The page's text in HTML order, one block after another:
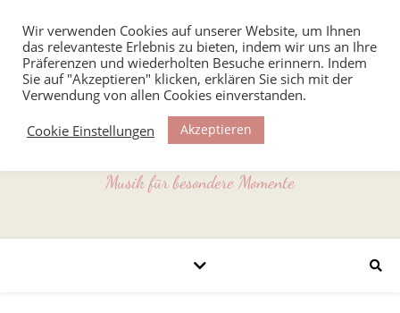
Musik für besondere Momente
Wir verwenden Cookies auf unserer Website, um Ihnen
das relevanteste Erlebnis zu bieten, indem wir uns an Ihre
Präferenzen und wiederholten Besuche erinnern. Indem
Sie auf "Akzeptieren" klicken, erklären Sie sich mit der
Verwendung von allen Cookies einverstanden.
Cookie Einstellungen
Akzeptieren